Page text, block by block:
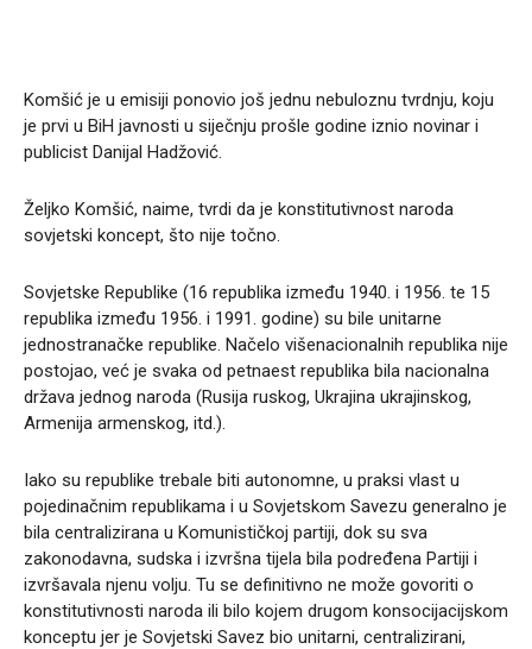
Komšić je u emisiji ponovio još jednu nebuloznu tvrdnju, koju
je prvi u BiH javnosti u siječnju prošle godine iznio novinar i
publicist Danijal Hadžović.
Željko Komšić, naime, tvrdi da je konstitutivnost naroda
sovjetski koncept, što nije točno.
Sovjetske Republike (16 republika između 1940. i 1956. te 15
republika između 1956. i 1991. godine) su bile unitarne
jednostranačke republike. Načelo višenacionalnih republika nije
postojao, već je svaka od petnaest republika bila nacionalna
država jednog naroda (Rusija ruskog, Ukrajina ukrajinskog,
Armenija armenskog, itd.).
Iako su republike trebale biti autonomne, u praksi vlast u
pojedinačnim republikama i u Sovjetskom Savezu generalno je
bila centralizirana u Komunističkoj partiji, dok su sva
zakonodavna, sudska i izvršna tijela bila podređena Partiji i
izvršavala njenu volju. Tu se definitivno ne može govoriti o
konstitutivnosti naroda ili bilo kojem drugom konsocijacijskom
konceptu jer je Sovjetski Savez bio unitarni, centralizirani,